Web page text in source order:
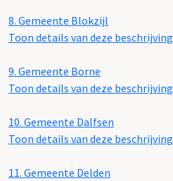
8. Gemeente Blokzijl
Toon details van deze beschrijving
9. Gemeente Borne
Toon details van deze beschrijving
10. Gemeente Dalfsen
Toon details van deze beschrijving
11. Gemeente Delden